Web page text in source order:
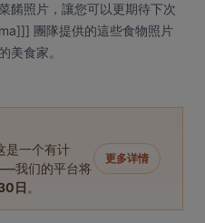
餚照片，讓您可以更期待下次
團隊提供的這些食物照片
美食家。
是一个有计
我们的平台将
日 。
更多详情